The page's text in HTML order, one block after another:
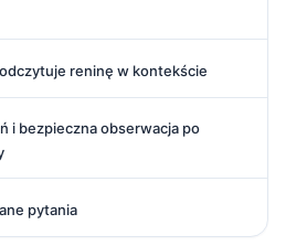
reninę w kontekście
i bezpieczna obserwacja po
pytania